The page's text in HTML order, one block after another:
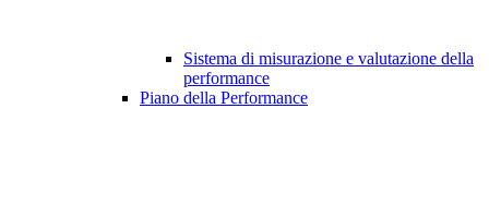
Sistema di misurazione e valutazione della
performance
Piano della Performance